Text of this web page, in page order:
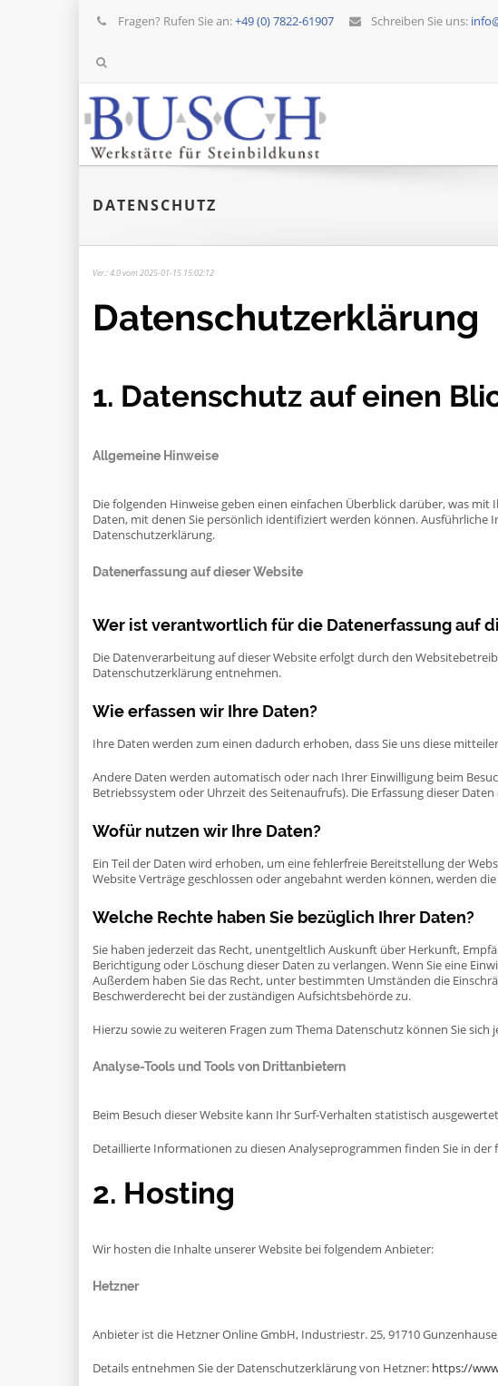
Fragen? Rufen Sie an:+49 (0) 7822-61907 Schreiben Sie uns:
DATENSCHUTZ
Ver.: 4.0 vom 2025-01-15 15:02:12
Datenschutz­erklärung
1. Datenschutz auf einen
Allgemeine Hinweise
Die folgenden Hinweise geben einen einfachen Überblick darüber, was
Daten, mit denen Sie persönlich identifiziert werden können.
Datenschutzerklärung.
Datenerfassung auf dieser Website
Wer ist verantwortlich für die Datenerfassung auf
Die Datenverarbeitung auf dieser Website erfolgt durch den
Datenschutzerklärung entnehmen.
Wie erfassen wir Ihre Daten?
Ihre Daten werden zum einen dadurch erhoben, dass Sie uns diese
Andere Daten werden automatisch oder nach Ihrer Einwilligung beim
Betriebssystem oder Uhrzeit des Seitenaufrufs). Die Erfassung dieser
Wofür nutzen wir Ihre Daten?
Ein Teil der Daten wird erhoben, um eine fehlerfreie Bereitstellung der
Website Verträge geschlossen oder angebahnt werden können, werden
Welche Rechte haben Sie bezüglich Ihrer Daten?
Sie haben jederzeit das Recht, unentgeltlich Auskunft über Herkunft,
Berichtigung oder Löschung dieser Daten zu verlangen. Wenn Sie eine
Außerdem haben Sie das Recht, unter bestimmten Umständen die
Beschwerderecht bei der zuständigen Aufsichtsbehörde zu.
Hierzu sowie zu weiteren Fragen zum Thema Datenschutz können Sie sich
Analyse-Tools und Tools von Dritt­anbietern
Beim Besuch dieser Website kann Ihr Surf-Verhalten statistisch
Detaillierte Informationen zu diesen Analyseprogrammen finden Sie in
2. Hosting
Wir hosten die Inhalte unserer Website bei folgendem Anbieter:
Hetzner
Anbieter ist die Hetzner Online GmbH, Industriestr. 25, 91710
Details entnehmen Sie der Datenschutzerklärung von Hetzner: https://